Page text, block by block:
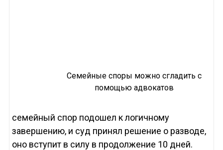
Семейные споры можно сгладить с
помощью адвокатов
семейный спор подошел к логичному
завершению, и суд принял решение о разводе,
оно вступит в силу в продолжение 10 дней.